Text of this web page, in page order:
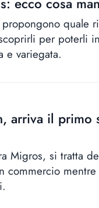
quale
per poterli
e variegata.
arriva il primo
Migros, si tratta
commercio